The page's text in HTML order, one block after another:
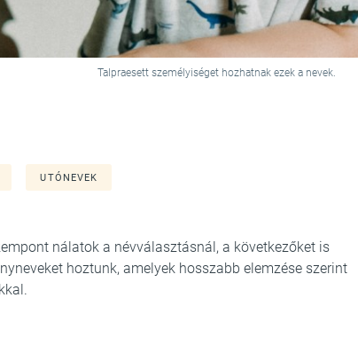
Talpraesett személyiséget hozhatnak ezek a nevek.
UTÓNEVEK
nálatok a névválasztásnál, a következőket is
hoztunk, amelyek hosszabb elemzése szerint